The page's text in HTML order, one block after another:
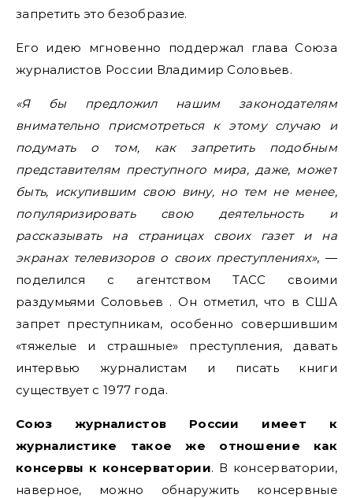
запретить это безобразие.
Его идею мгновенно поддержал глава Союза
журналистов России Владимир Соловьев.
«Я бы предложил нашим законодателям
внимательно присмотреться к этому случаю и
подумать о том, как запретить подобным
представителям преступного мира, даже, может
быть, искупившим свою вину, но тем не менее,
популяризировать свою деятельность и
рассказывать на страницах своих газет и на
экранах телевизоров о своих преступлениях», —
поделился с агентством ТАСС своими
раздумьями Соловьев . Он отметил, что в США
запрет преступникам, особенно совершившим
«тяжелые и страшные» преступления, давать
интервью журналистам и писать книги
существует с 1977 года.
Союз журналистов России имеет к
журналистике такое же отношение как
консервы к консерватории. В консерватории,
наверное, можно обнаружить консервные